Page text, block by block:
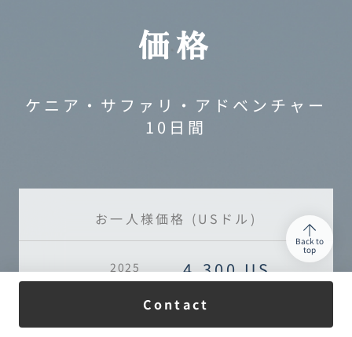
価格
ケニア・サファリ・アドベンチャー
10日間
お一人様価格 (USドル)
2025
4,300 US
Back to
top
Contact